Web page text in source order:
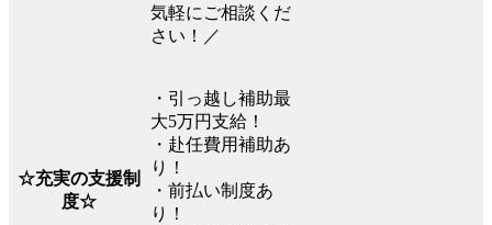
気軽にご相談くだ
さい！／
☆充実の支援制
度☆
・引っ越し補助最
大5万円支給！
・赴任費用補助あ
り！
・前払い制度あ
り！